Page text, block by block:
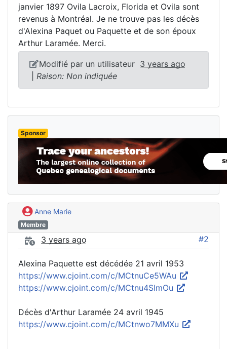
janvier 1897 Ovila Lacroix, Florida et Ovila sont
revenus à Montréal. Je ne trouve pas les décès
d'Alexina Paquet ou Paquette et de son époux
Arthur Laramée. Merci.
Modifié par un utilisateur 3 years ago
Raison: Non indiquée
Sponsor
Anne Marie
Membre
3 years ago #2
Alexina Paquette est décédée 21 avril 1953
https://www.cjoint.com/c/MCtnuCe5WAu
https://www.cjoint.com/c/MCtnu4SImOu
Décès d'Arthur Laramée 24 avril 1945
https://www.cjoint.com/c/MCtnwo7MMXu